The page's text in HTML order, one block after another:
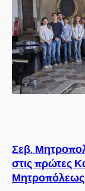
Σεβ.
στις πρώτες
Μητροπόλεως